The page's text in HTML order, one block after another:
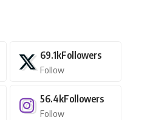
69.1kFollowers
Follow
56.4kFollowers
Follow